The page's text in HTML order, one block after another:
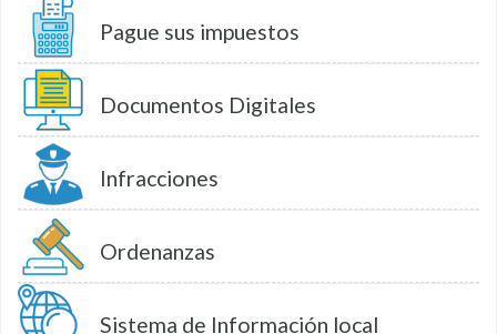
Pague sus impuestos
Documentos Digitales
Infracciones
Ordenanzas
Sistema de Información local